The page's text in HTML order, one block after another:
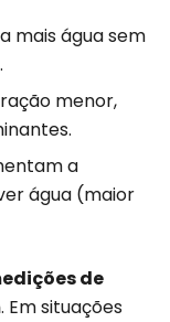
mais água sem
menor,
a
água (maior
de
. Em situações